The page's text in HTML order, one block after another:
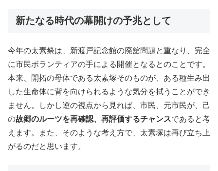
新たなる時代の幕開けの予兆として
今年の太素祭は、新渡戸記念館の廃舘問題と重なり、完全
に市民ボランティアの手による開催となるとのことです。
本来、開拓の母体である太素塚そのものが、ある種生み出
した生命体に背を向けられるような気分を拭うことができ
ません。しかし逆の視点から見れば、市民、元市民が、己
の故郷のルーツを再確認、再評価するチャンスであると考
えます。また、そのような考え方で、太素塚は再び立ち上
がるのだと思います。